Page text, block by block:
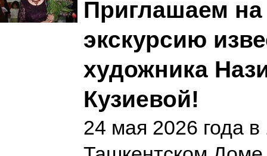
Приглашаем
экскурсию
художника
Кузиевой!
24 мая 2026 года в